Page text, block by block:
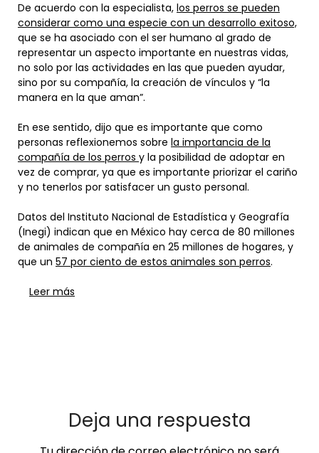
De acuerdo con la especialista, los perros se pueden
considerar como una especie con un desarrollo exitoso,
que se ha asociado con el ser humano al grado de
representar un aspecto importante en nuestras vidas,
no solo por las actividades en las que pueden ayudar,
sino por su compañía, la creación de vínculos y “la
manera en la que aman”.
En ese sentido, dijo que es importante que como
personas reflexionemos sobre la importancia de la
compañía de los perros y la posibilidad de adoptar en
vez de comprar, ya que es importante priorizar el cariño
y no tenerlos por satisfacer un gusto personal.
Datos del Instituto Nacional de Estadística y Geografía
(Inegi) indican que en México hay cerca de 80 millones
de animales de compañía en 25 millones de hogares, y
que un 57 por ciento de estos animales son perros.
Leer más
Deja una respuesta